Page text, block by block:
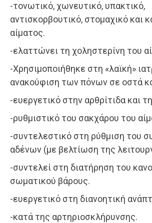
-τονωτικό, χωνευτικό, υπακτικό,
αντισκορβουτικό, στομαχικό και
αίματος.
-ελαττώνει τη χοληστερίνη του
-Χρησιμοποιήθηκε στη «λαϊκή»
ανακούφιση των πόνων σε οστά
-ευεργετικό στην αρθρίτιδα και
-ρυθμιστικό του σακχάρου του
-συντελεστικό στη ρύθμιση του
αδένων (με βελτίωση της
-συντελεί στη διατήρηση του
σωματικού βάρους.
-ευεργετικό στη διανοητική
-κατά της αρτηριοσκλήρυνσης.